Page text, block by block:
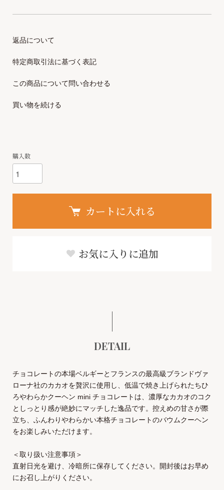
返品について
特定商取引法に基づく表記
この商品について問い合わせる
買い物を続ける
購入数
カートに入れる
お気に入りに追加
DETAIL
チョコレートの本場ベルギーとフランスの最高級ブランドヴァ
ローナ社のカカオを贅沢に使用し、低温で焼き上げられたちひ
ろやわらかクーヘン mini チョコレートは、濃厚なカカオのコク
としっとり感が絶妙にマッチした逸品です。控えめの甘さが際
立ち、ふんわりやわらかい本格チョコレートのバウムクーヘン
をお楽しみいただけます。
＜取り扱い注意事項＞
直射日光を避け、冷暗所に保存してください。開封後はお早め
にお召し上がりください。